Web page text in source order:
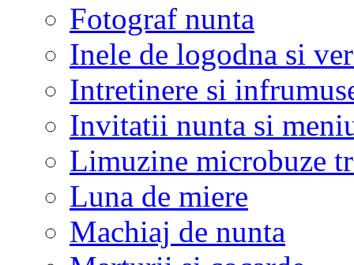
Fotograf nunta
Inele de logodna si
Intretinere si
Invitatii nunta si
Limuzine microbuze
Luna de miere
Machiaj de nunta